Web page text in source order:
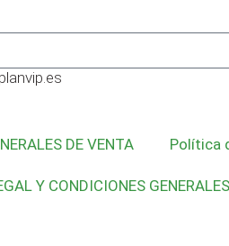
DE VENTA Política
Y CONDICIONES